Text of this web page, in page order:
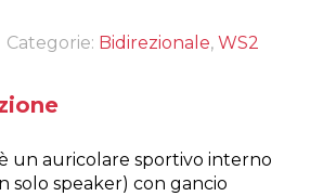
Categorie: Bidirezionale, WS2
un auricolare sportivo interno
solo speaker) con gancio